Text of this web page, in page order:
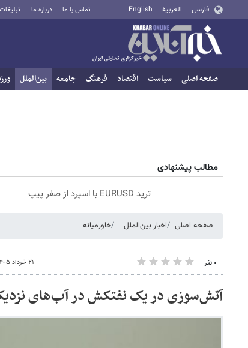
فارسی العربية English تماس با ما درباره ما تبلیغات
صفحه اصلی سیاست اقتصاد فرهنگ جامعه بین‌الملل
مطالب پیشنهادی
ترید EURUSD با اسپرد از صفر پیپ
صفحه اصلی اخبار بین‌الملل خاورمیانه
۰ نفر ۲۱ خرداد ۱۴۰۵ - ۱۰:۵۶
آتش‌سوزی در یک نفتکش در آب‌های